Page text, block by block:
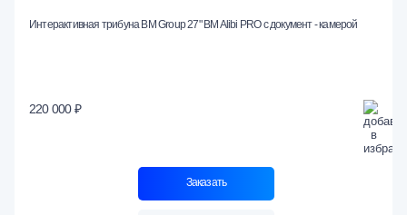
Интерактивная трибуна BM Group 27" BM Alibi PRO с документ - камерой
220 000 ₽
Заказать